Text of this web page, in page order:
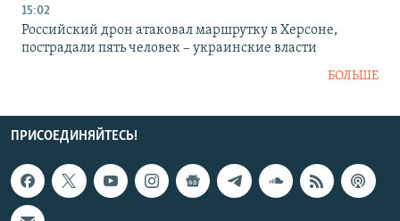
15:02
Российский дрон атаковал маршрутку в Херсоне,
пострадали пять человек – украинские власти
БОЛЬШЕ
ПРИСОЕДИНЯЙТЕСЬ!